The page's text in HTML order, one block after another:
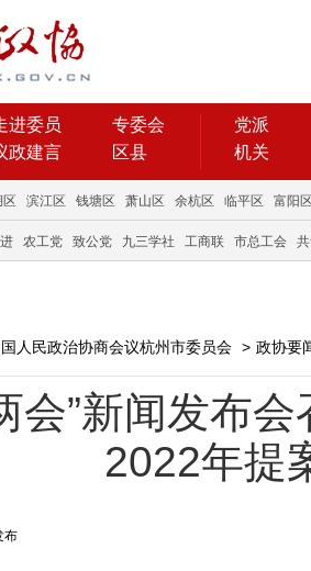
进委员
专委会
政建言 区县
党派
机关
区 滨江区 钱塘区 萧山区 余杭区 临平区 富阳
农工党 致公党 九三学社 工商联 市总工会
人民政治协商会议杭州市委员会 > 政协要
会”新闻发布
2022年提
布